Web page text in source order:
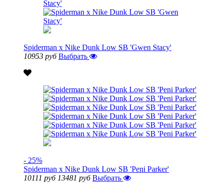
Spiderman x Nike Dunk Low SB 'Gwen Stacy'
10953 руб Выбрать
- 25%
Spiderman x Nike Dunk Low SB 'Peni Parker'
10111 руб 13481 руб Выбрать